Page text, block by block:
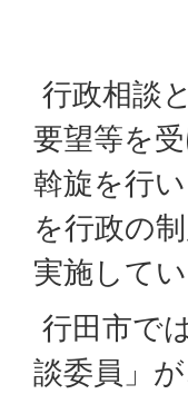
行政相談
要望等を
斡旋を行
を行政の
実施して
行田市で
談委員」